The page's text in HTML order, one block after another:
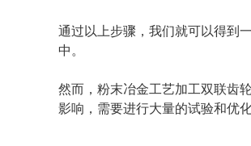
通过以上步骤，我们就可以得到
中。
然而，粉末冶金工艺加工双联齿
影响，需要进行大量的试验和优化